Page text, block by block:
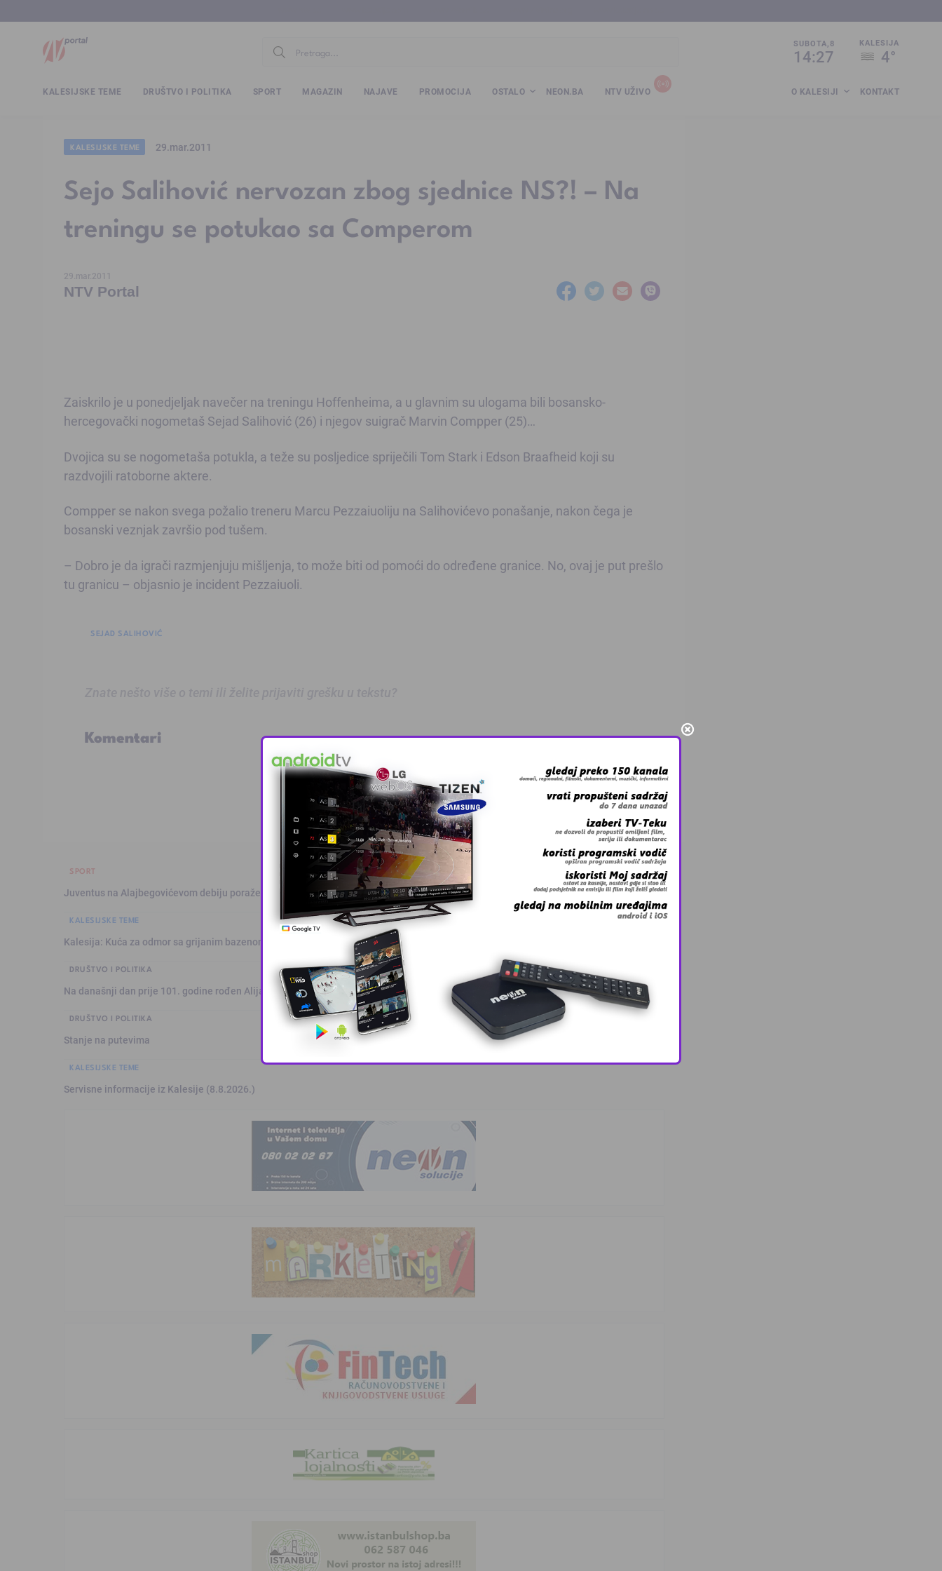
SUBOTA,8
14:27
KALESIJA
4°
KALESIJSKE TEME DRUŠTVO I POLITIKA SPORT MAGAZIN NAJAVE PROMOCIJA OSTALO NEON.BA NTV UŽIVO O KALESIJI KONTAKT
KALESIJSKE TEME 29.mar.2011
Sejo Salihović nervozan zbog sjednice NS?! – Na
treningu se potukao sa Comperom
29.mar.2011
NTV Portal
Zaiskrilo je u ponedjeljak navečer na treningu Hoffenheima, a u glavnim su ulogama bili bosansko-
hercegovački nogometaš Sejad Salihović (26) i njegov suigrač Marvin Compper (25)…
Dvojica su se nogometaša potukla, a teže su posljedice spriječili Tom Stark i Edson Braafheid koji su
razdvojili ratoborne aktere.
Compper se nakon svega požalio treneru Marcu Pezzaiuoliju na Salihovićevo ponašanje, nakon čega je
bosanski veznjak završio pod tušem.
– Dobro je da igrači razmjenjuju mišljenja, to može biti od pomoći do određene granice. No, ovaj je put prešlo
tu granicu – objasnio je incident Pezzaiuoli.
SEJAD SALIHOVIĆ
Komentari
SPORT
Juventus na Alajbegovićevom debiju poražen od Intera, Zmaj učestvov …
KALESIJSKE TEME
Kalesija: Kuća za odmor sa grijanim bazenom
DRUŠTVO I POLITIKA
Na današnji dan prije 101. godine rođen Alija Izetbegović, lider ko …
DRUŠTVO I POLITIKA
Stanje na putevima
KALESIJSKE TEME
Servisne informacije iz Kalesije (8.8.2026.)